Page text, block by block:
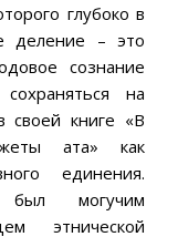
глубоко в
деление – это
сознание
на
своей книге «В
ата» как
единения.
могучим
этнической